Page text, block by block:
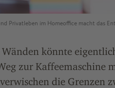
Privatleben im Homeoffice macht das
könnte
zur Kaffeemaschine
die Grenzen